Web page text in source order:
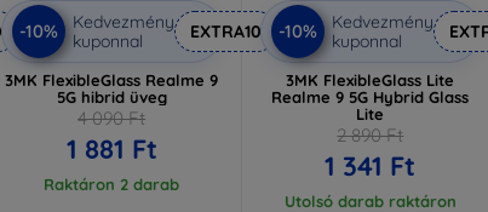
-10%
Kedvezmény
kuponnal
EXTRA10
3MK FlexibleGlass Realme 9
5G hibrid üveg
4 090 Ft
1 881 Ft
Raktáron 2 darab
-10%
Kedvezmény
kuponnal
3MK FlexibleGlass Lite
Realme 9 5G Hybrid Glass
Lite
2 890 Ft
1 341 Ft
Utolsó darab raktáron